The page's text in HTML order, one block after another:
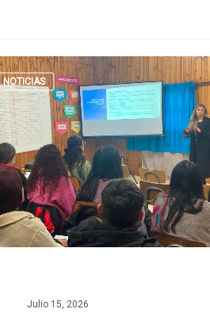
NOTICIAS
Julio 15, 2026